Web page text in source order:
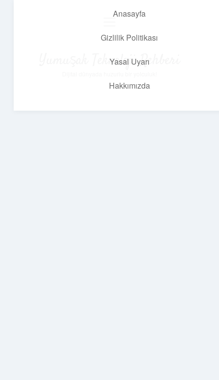
Anasayfa
Gizlilik Politikası
Yasal Uyarı
Hakkımızda
Yumuşak Teknoloji Rehberi